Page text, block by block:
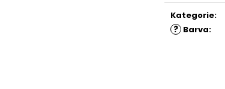
cena:
Kategorie:
? Barva: